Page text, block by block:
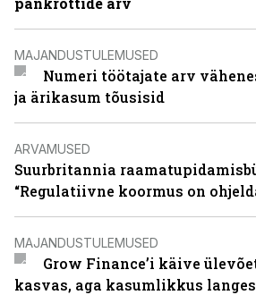
MAJANDUSTULEMUSED
Numeri töötajate arv
ja ärikasum tõusisid
ARVAMUSED
Suurbritannia
“Regulatiivne koormus on
MAJANDUSTULEMUSED
Grow Finance’i käive
kasvas, aga kasumlikkus